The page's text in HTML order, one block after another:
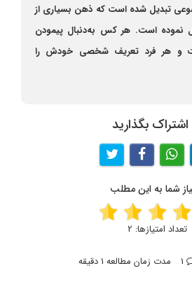
تبدیل شده است که ذهن بسیاری از
نموده است. هر کس به‌دنبال پیمودن
و هر فرد تعریف شخصی خودش را
اشتراک بگذارید
شما به این مطلب
تعداد امتیازها: 2
مدت زمان مطالعه 1 دقیقه